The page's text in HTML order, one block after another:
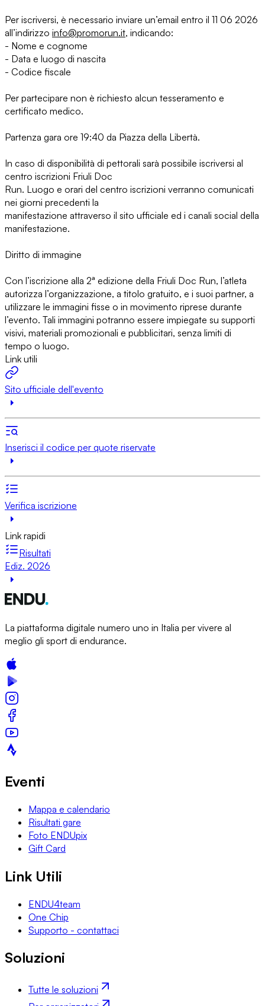
Per iscriversi, è necessario inviare un’email entro il 11 06 2026
all’indirizzo info@promorun.it, indicando:
- Nome e cognome
- Data e luogo di nascita
- Codice fiscale
Per partecipare non è richiesto alcun tesseramento e
certificato medico.
Partenza gara ore 19:40 da Piazza della Libertà.
In caso di disponibilità di pettorali sarà possibile iscriversi al
centro iscrizioni Friuli Doc
Run. Luogo e orari del centro iscrizioni verranno comunicati
nei giorni precedenti la
manifestazione attraverso il sito ufficiale ed i canali social della
manifestazione.
Diritto di immagine
Con l’iscrizione alla 2ª edizione della Friuli Doc Run, l’atleta
autorizza l’organizzazione, a titolo gratuito, e i suoi partner, a
utilizzare le immagini fisse o in movimento riprese durante
l’evento. Tali immagini potranno essere impiegate su supporti
visivi, materiali promozionali e pubblicitari, senza limiti di
tempo o luogo.
Link utili
Sito ufficiale dell'evento
Inserisci il codice per quote riservate
Verifica iscrizione
Link rapidi
Risultati
Ediz. 2026
La piattaforma digitale numero uno in Italia per vivere al
meglio gli sport di endurance.
Eventi
Mappa e calendario
Risultati gare
Foto ENDUpix
Gift Card
Link Utili
ENDU4team
One Chip
Supporto - contattaci
Soluzioni
Tutte le soluzioni